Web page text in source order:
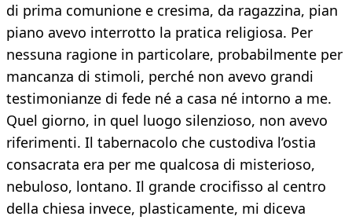
di prima comunione e cresima, da ragazzina, pian
piano avevo interrotto la pratica religiosa. Per
nessuna ragione in particolare, probabilmente per
mancanza di stimoli, perché non avevo grandi
testimonianze di fede né a casa né intorno a me.
Quel giorno, in quel luogo silenzioso, non avevo
riferimenti. Il tabernacolo che custodiva l’ostia
consacrata era per me qualcosa di misterioso,
nebuloso, lontano. Il grande crocifisso al centro
della chiesa invece, plasticamente, mi diceva